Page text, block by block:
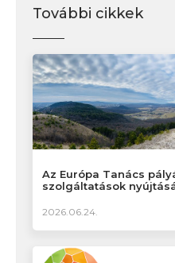
További cikkek
Az Európa Tanács
szolgáltatások
2026.06.24.